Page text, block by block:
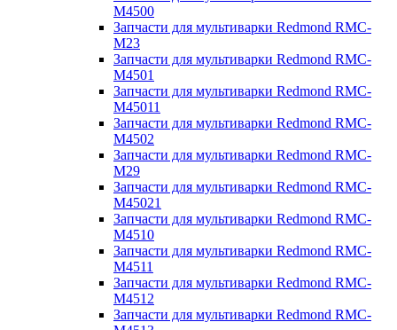
M4500
Запчасти для мультиварки Redmond RMC-
M23
Запчасти для мультиварки Redmond RMC-
M4501
Запчасти для мультиварки Redmond RMC-
M45011
Запчасти для мультиварки Redmond RMC-
M4502
Запчасти для мультиварки Redmond RMC-
M29
Запчасти для мультиварки Redmond RMC-
M45021
Запчасти для мультиварки Redmond RMC-
M4510
Запчасти для мультиварки Redmond RMC-
M4511
Запчасти для мультиварки Redmond RMC-
M4512
Запчасти для мультиварки Redmond RMC-